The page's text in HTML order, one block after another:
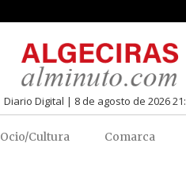
Diario Digital | 8 de agosto de 2026
Ocio/Cultura Comarca